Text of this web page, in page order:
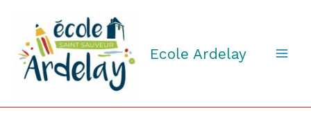
contenu
Ecole Ardelay